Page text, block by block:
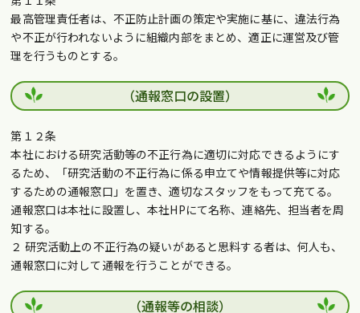
最高管理責任者は、不正防止計画の策定や実施に基に、違法行為
や不正が行われないように組織内部をまとめ、適正に運営及び管
理を行うものとする。
（通報窓口の設置）
第１２条
本社における研究活動等の不正行為に適切に対応できるようにす
るため、「研究活動の不正行為に係る申立てや情報提供等に対応
するための通報窓口」を置き、適切なスタッフをもって充てる。
通報窓口は本社に設置し、本社HPにて名称、連絡先、担当者を周
知する。
２ 研究活動上の不正行為の疑いがあると思料する者は、何人も、
通報窓口に対して通報を行うことができる。
（通報等の相談）